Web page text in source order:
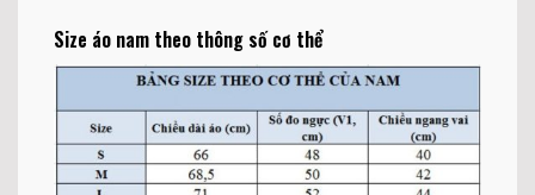
Size áo nam theo thông số cơ thể